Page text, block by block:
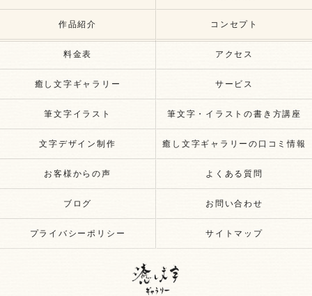
作品紹介 コンセプト
料金表 アクセス
癒し文字ギャラリー サービス
筆文字イラスト 筆文字・イラストの書き方講座
文字デザイン制作 癒し文字ギャラリーの口コミ情報
お客様からの声 よくある質問
ブログ お問い合わせ
プライバシーポリシー サイトマップ